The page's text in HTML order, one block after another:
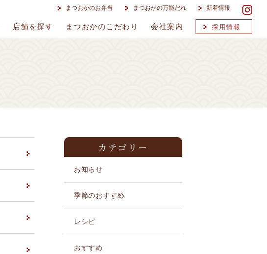
まつおかのお弁当 まつおかの万能だれ 新着情報
店舗を探す まつおかのこだわり 会社案内 採用情報
カテゴリー
お知らせ
季節のおすすめ
レシピ
おすすめ